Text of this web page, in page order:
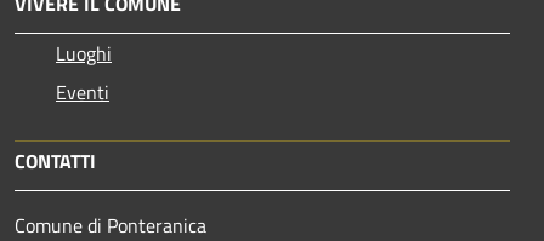
Luoghi
Eventi
CONTATTI
Comune di Ponteranica